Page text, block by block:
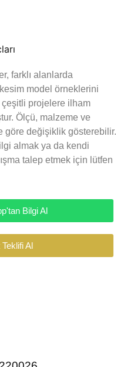
farklı alanlarda
model örneklerini
projelere ilham
Ölçü, malzeme ve
göre değişiklik gösterebilir.
almak ya da kendi
talep etmek için lütfen
Bilgi Al
Al